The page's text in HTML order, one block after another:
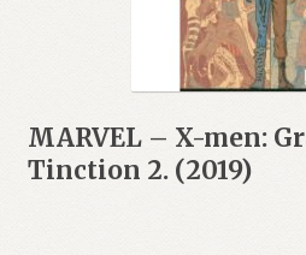
MARVEL – X-men:
Tinction 2. (2019)